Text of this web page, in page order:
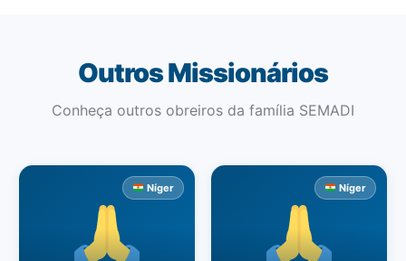
Outros Missionários
Conheça outros obreiros da família SEMADI
Níger Níger